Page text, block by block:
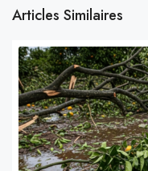
Articles Similaires